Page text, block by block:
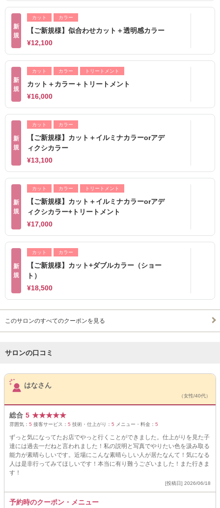
新
規
カット カラー
【ご新規様】似合わせカット＋透明感カラー
¥12,100
新
規
カット カラー トリートメント
カット＋カラー＋トリートメント
¥16,000
新
規
カット カラー
【ご新規様】カット＋イルミナカラーorアデ
ィクシカラー
¥13,100
新
規
カット カラー トリートメント
【ご新規様】カット＋イルミナカラーorアデ
ィクシカラー+トリートメント
¥17,000
新
規
カット カラー
【ご新規様】カット+ダブルカラー（ショー
ト）
¥18,500
このサロンのすべてのクーポンを見る
サロンの口コミ
サロンPick Up
はなさん
（女性/40代）
総合 5 ★★★★★
雰囲気： 5 接客サービス： 5 技術・仕上がり： 5 メニュー・料金： 5
ずっと気になってたお店でやっと行くことができました。仕上がりを見た子
達には過去一だねと言われました！私の説明と写真でやりたい色を汲み取る
能力が素晴らしいです。近場にこんな素晴らしい人が居たなんて！気になる
人は是非行ってみてほしいです！本当に有り難うございました！また行きま
す！
[投稿日] 2026/06/18
予約時のクーポン・メニュー